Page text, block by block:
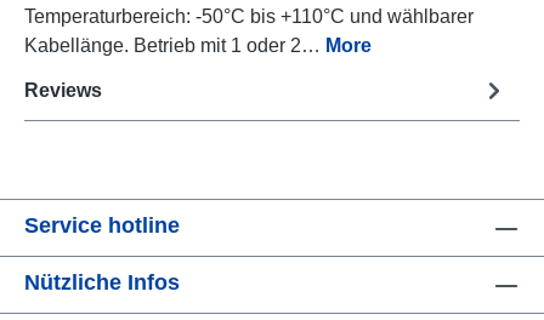
Temperaturbereich: -50°C bis +110°C und wählbarer
Kabellänge. Betrieb mit 1 oder 2… More
Reviews
Service hotline
Nützliche Infos